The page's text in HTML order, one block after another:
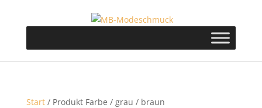
Start/ Produkt Farbe / grau / braun